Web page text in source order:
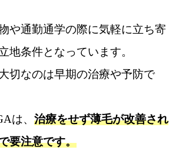
や通勤通学の際に気軽に立ち寄
地条件となっています。
切なのは早期の治療や予防で
は、 治療をせず薄毛が改善され
要注意です。